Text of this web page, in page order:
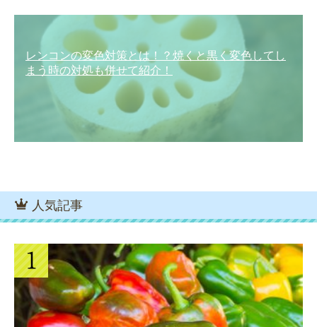
レンコンの変色対策とは！？焼くと黒く変色してし
まう時の対処も併せて紹介！
人気記事